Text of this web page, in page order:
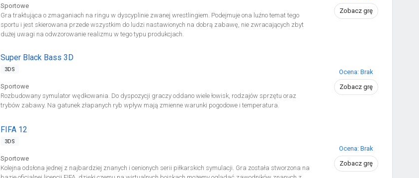
Sportowe
Gra traktująca o zmaganiach na ringu w dyscyplinie zwanej wrestlingiem. Podejmuje ona luźno temat tego
sportu i jest skierowana przede wszystkim do ludzi nastawionych na dobrą zabawę, nie zwracających zbyt
dużej uwagi na odwzorowanie realizmu w tego typu produkcjach.
Zobacz grę
Super Black Bass 3D
3DS
Sportowe
Rozbudowany symulator wędkowania. Do dyspozycji graczy oddano wiele łowisk, rodzajów sprzętu oraz
trybów zabawy. Na gatunek złapanych ryb wpływ mają zmienne warunki pogodowe i temperatura.
Ocena: Brak
Zobacz grę
FIFA 12
3DS
Sportowe
Kolejna odsłona jednej z najbardziej znanych i cenionych serii piłkarskich symulacji. Gra została stworzona na
Ocena: Brak
Zobacz grę